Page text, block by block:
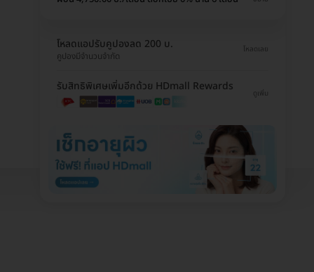
โหลดแอปรับคูปองลด 200 บ.
คูปองมีจำนวนจำกัด
โหลดเลย
รับสิทธิพิเศษเพิ่มอีกด้วย HDmall Rewards
ดูเพิ่ม